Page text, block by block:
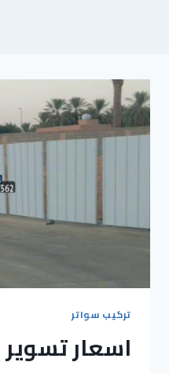
تركيب سواتر
اسعار